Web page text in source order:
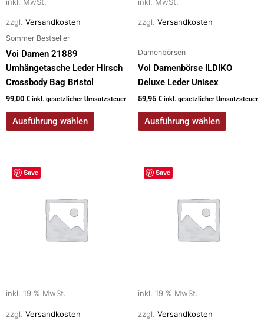
zzgl. Versandkosten
Sommer Bestseller
Voi Damen 21889
Umhängetasche Leder Hirsch
Crossbody Bag Bristol
99,00 € inkl. gesetzlicher Umsatzsteuer
Ausführung wählen
Produktseite
gewählt
werden
zzgl. Versandkosten
Damenbörsen
Voi Damenbörse ILDIKO
Deluxe Leder Unisex
59,95 € inkl. gesetzlicher Umsatzsteuer
Ausführung wählen
Produktseite
werden
Save
inkl. 19 % MwSt.
zzgl. Versandkosten
Save
inkl. 19 % MwSt.
zzgl. Versandkosten